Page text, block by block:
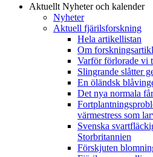
Aktuellt Nyheter och kalender
Nyheter
Aktuell fjärilsforskning
Hela artikellistan
Om
Varför förlorade vi
Slingrande slåtter
En öländsk
Det nya normala
värmestress som
Svenska
Storbritannien
Förskjuten